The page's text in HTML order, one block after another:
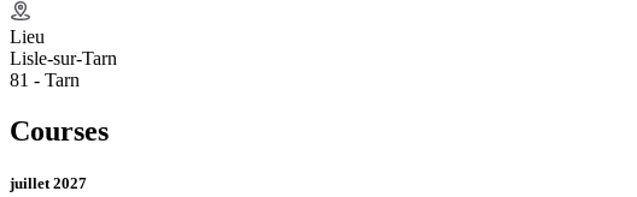
Lieu
Lisle-sur-Tarn
81 - Tarn
Courses
juillet 2027